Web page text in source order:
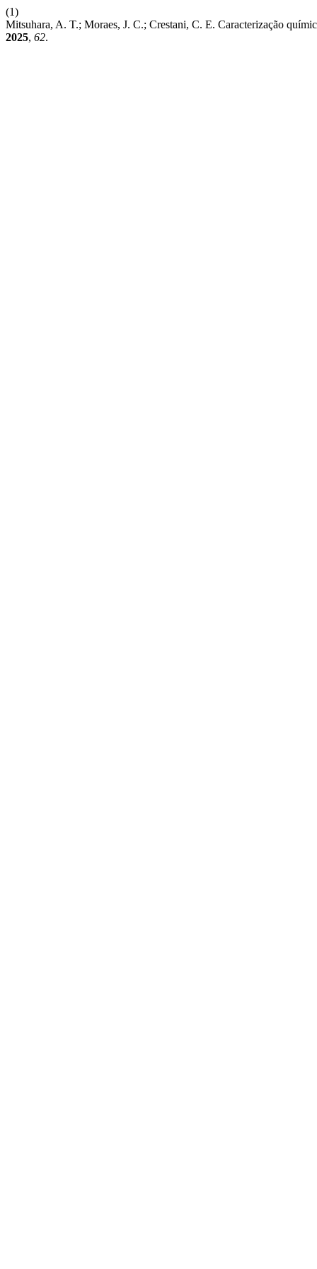
(1)
Mitsuhara, A. T.; Moraes, J. C.; Crestani, C. E. Caracterização
2025, 62.